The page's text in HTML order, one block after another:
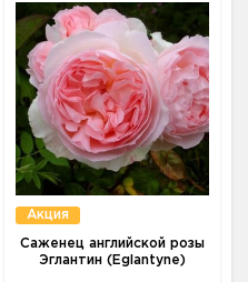
Акция
Саженец английской розы
Эглантин (Eglantyne)